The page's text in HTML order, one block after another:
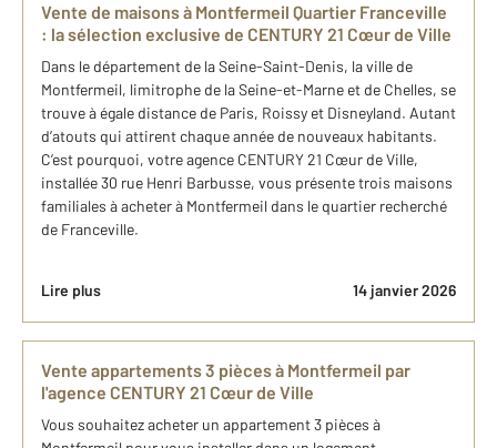
Vente de maisons à Montfermeil Quartier Franceville
: la sélection exclusive de CENTURY 21 Cœur de Ville
Dans le département de la Seine-Saint-Denis, la ville de
Montfermeil, limitrophe de la Seine-et-Marne et de Chelles, se
trouve à égale distance de Paris, Roissy et Disneyland. Autant
d’atouts qui attirent chaque année de nouveaux habitants.
C’est pourquoi, votre agence CENTURY 21 Cœur de Ville,
installée 30 rue Henri Barbusse, vous présente trois maisons
familiales à acheter à Montfermeil dans le quartier recherché
de Franceville.
Lire plus 14 janvier 2026
Vente appartements 3 pièces à Montfermeil par
l'agence CENTURY 21 Cœur de Ville
Vous souhaitez acheter un appartement 3 pièces à